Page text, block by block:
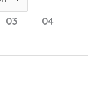
prix :
149,00 €
03 04